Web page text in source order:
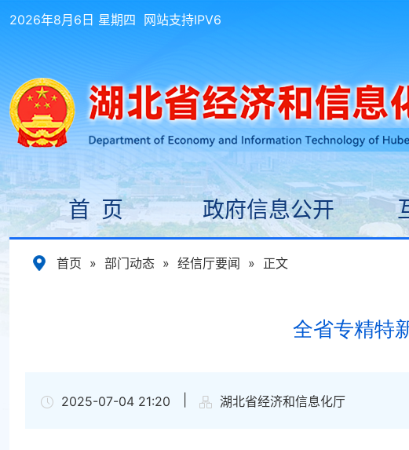
2026年8月6日 星期四 网站支持IPV6
首 页 政府信息公开
首页 » 部门动态 » 经信厅要闻 » 正文
全省专精特
2025-07-04 21:20 湖北省经济和信息化厅